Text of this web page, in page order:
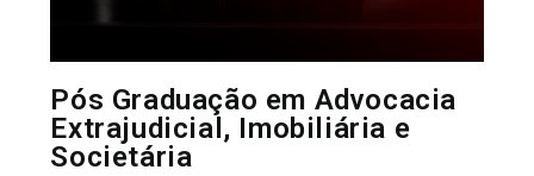
Pós Graduação em Advocacia
Extrajudicial, Imobiliária e
Societária